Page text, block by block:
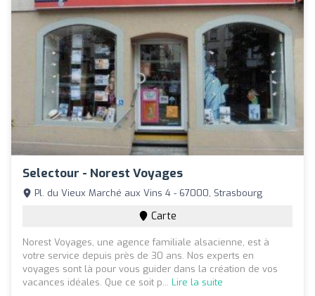
Selectour - Norest Voyages
Pl. du Vieux Marché aux Vins 4 - 67000, Strasbourg
Carte
Norest Voyages, une agence familiale alsacienne, est à
votre service depuis près de 30 ans. Nos experts en
voyages sont là pour vous guider dans la création de vos
vacances idéales. Que ce soit p... Lire la suite